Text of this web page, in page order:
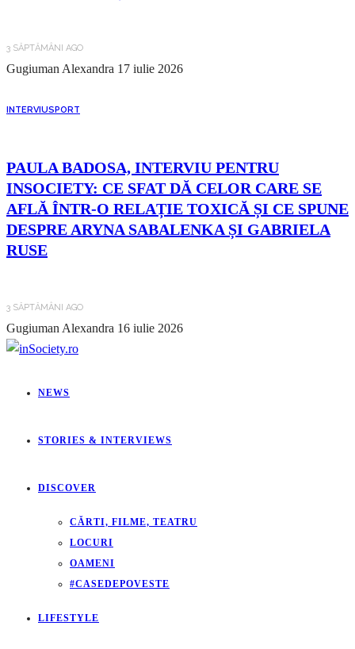
3 SĂPTĂMÂNI AGO
Gugiuman Alexandra 17 iulie 2026
INTERVIUSPORT
PAULA BADOSA, INTERVIU PENTRU
INSOCIETY: CE SFAT DĂ CELOR CARE SE
AFLĂ ÎNTR-O RELAȚIE TOXICĂ ȘI CE SPUNE
DESPRE ARYNA SABALENKA ȘI GABRIELA
RUSE
3 SĂPTĂMÂNI AGO
Gugiuman Alexandra 16 iulie 2026
NEWS
STORIES & INTERVIEWS
DISCOVER
CĂRTI, FILME, TEATRU
LOCURI
OAMENI
#CASEDEPOVESTE
LIFESTYLE